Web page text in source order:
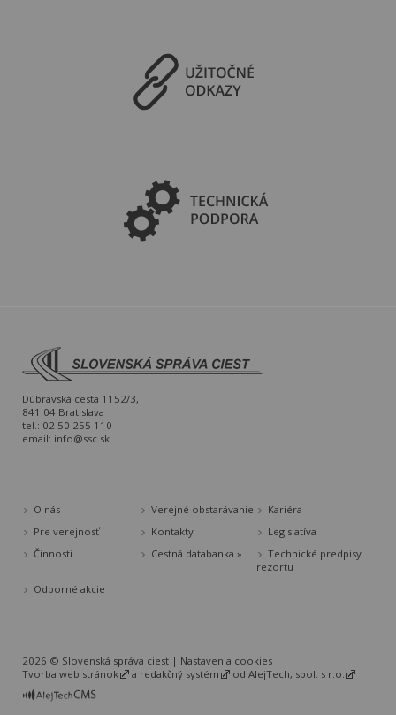
Dúbravská cesta 1152/3,
841 04 Bratislava
tel.: 02 50 255 110
email: info@ssc.sk
O nás Verejné obstarávanie
Kariéra
Pre verejnosť
Kontakty
Legislatíva
Činnosti
Cestná databanka »
Technické predpisy
rezortu
Odborné akcie
2026 © Slovenská správa ciest | Nastavenia cookies
Tvorba web stránok
a redakčný systém od AlejTech, spol. s r.o.